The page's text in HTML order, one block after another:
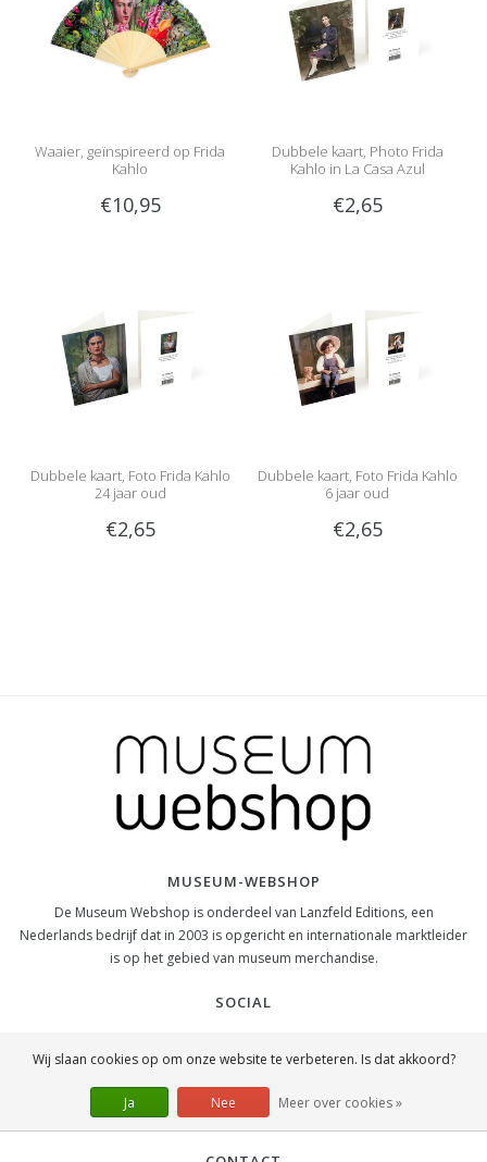
Waaier, geïnspireerd op Frida
Kahlo
€10,95
Dubbele kaart, Photo Frida
Kahlo in La Casa Azul
€2,65
Dubbele kaart, Foto Frida Kahlo
24 jaar oud
€2,65
Dubbele kaart, Foto Frida Kahlo
6 jaar oud
€2,65
MUSEUM-WEBSHOP
De Museum Webshop is onderdeel van Lanzfeld Editions, een
Nederlands bedrijf dat in 2003 is opgericht en internationale marktleider
is op het gebied van museum merchandise.
SOCIAL
Wij slaan cookies op om onze website te verbeteren. Is dat akkoord?
Ja Nee Meer over cookies »